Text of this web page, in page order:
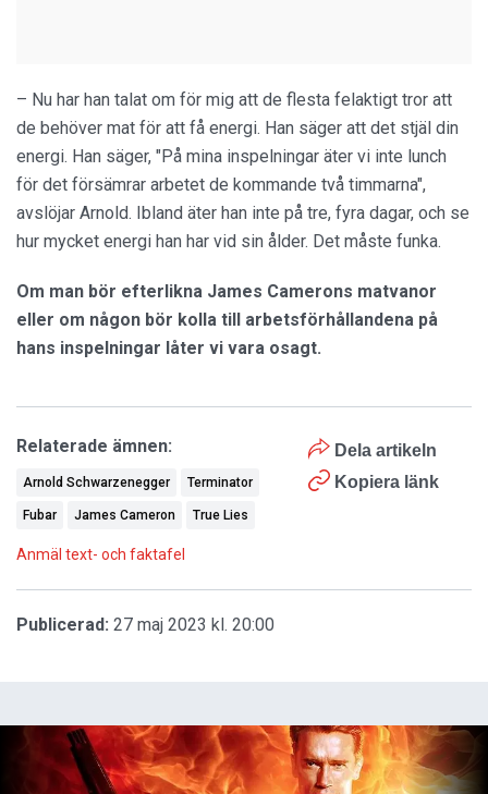
– Nu har han talat om för mig att de flesta felaktigt tror att
de behöver mat för att få energi. Han säger att det stjäl din
energi. Han säger, "På mina inspelningar äter vi inte lunch
för det försämrar arbetet de kommande två timmarna",
avslöjar Arnold. Ibland äter han inte på tre, fyra dagar, och se
hur mycket energi han har vid sin ålder. Det måste funka.
Om man bör efterlikna James Camerons matvanor
eller om någon bör kolla till arbetsförhållandena på
hans inspelningar låter vi vara osagt.
Dela artikeln
Kopiera länk
Relaterade ämnen:
Arnold Schwarzenegger Terminator
Fubar James Cameron True Lies
Anmäl text- och faktafel
Publicerad: 27 maj 2023 kl. 20:00